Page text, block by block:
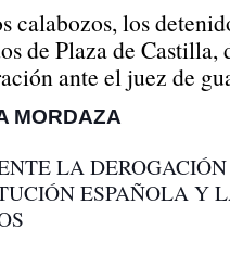
calabozos, los
de Plaza de Castilla,
ante el juez de
MORDAZA
LA
ESPAÑOLA Y